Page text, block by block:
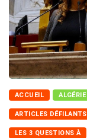
ACCUEIL ALGÉRIE
ARTICLES DÉFILANTS
LES 3 QUESTIONS À